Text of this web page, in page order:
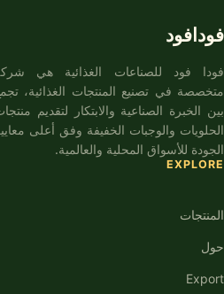
فودافود
فودا فود للصناعات الغذائية هي
متخصصة في تصنيع المنتجات الغذائية،
بين الخبرة الصناعية والابتكار لتقديم
الحلويات والوجبات الخفيفة وفق أعلى
الجودة للأسواق المحلية والعالمية.
EXPLORE
المنتجات
حول
Export